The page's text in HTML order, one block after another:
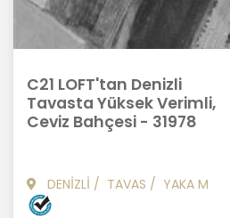
C21 LOFT'tan Denizli
Tavasta Yüksek Verimli,
Ceviz Bahçesi - 31978
DENİZLİ / TAVAS / YAKA M